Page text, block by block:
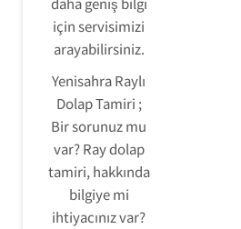
için servisimizi
arayabilirsiniz.
Yenisahra Raylı
Dolap Tamiri ;
Bir sorunuz mu
var? Ray dolap
tamiri, hakkında
bilgiye mi
ihtiyacınız var?